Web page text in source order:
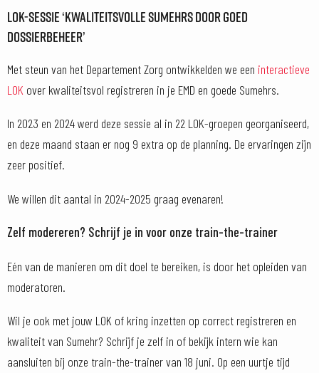
LOK-SESSIE ‘KWALITEITSVOLLE SUMEHRS DOOR GOED
DOSSIERBEHEER’
Met steun van het Departement Zorg ontwikkelden we een interactieve
LOK over kwaliteitsvol registreren in je EMD en goede Sumehrs.
In 2023 en 2024 werd deze sessie al in 22 LOK-groepen georganiseerd,
en deze maand staan er nog 9 extra op de planning. De ervaringen zijn
zeer positief.
We willen dit aantal in 2024-2025 graag evenaren!
Zelf modereren? Schrijf je in voor onze train-the-trainer
Eén van de manieren om dit doel te bereiken, is door het opleiden van
moderatoren.
Wil je ook met jouw LOK of kring inzetten op correct registreren en
kwaliteit van Sumehr? Schrijf je zelf in of bekijk intern wie kan
aansluiten bij onze train-the-trainer van 18 juni. Op een uurtje tijd